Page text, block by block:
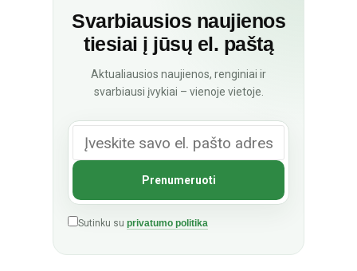
Svarbiausios naujienos
tiesiai į jūsų el. paštą
Aktualiausios naujienos, renginiai ir
svarbiausi įvykiai – vienoje vietoje.
Sutinku su privatumo politika